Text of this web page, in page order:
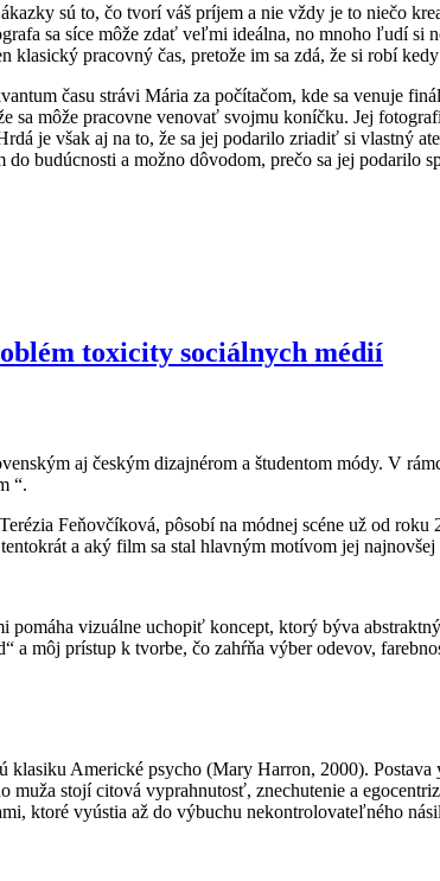
sú to, čo tvorí váš príjem a nie vždy je to niečo
sa síce môže zdať veľmi ideálna, no mnoho ľudí si
pracovný čas, pretože im sa zdá, že si robí kedy
času strávi Mária za počítačom, kde sa venuje
sa môže pracovne venovať svojmu koníčku. Jej
je však aj na to, že sa jej podarilo zriadiť si vlastný
budúcnosti a možno dôvodom, prečo sa jej podarilo
toxicity sociálnych médií
aj českým dizajnérom a študentom módy. V
“.
Feňovčíková, pôsobí na módnej scéne už od
a aký film sa stal hlavným motívom jej najnovšej
vizuálne uchopiť koncept, ktorý býva
a môj prístup k tvorbe, čo zahŕňa výber odevov,
Americké psycho (Mary Harron, 2000). Postava
stojí citová vyprahnutosť, znechutenie a
ktoré vyústia až do výbuchu nekontrolovateľného